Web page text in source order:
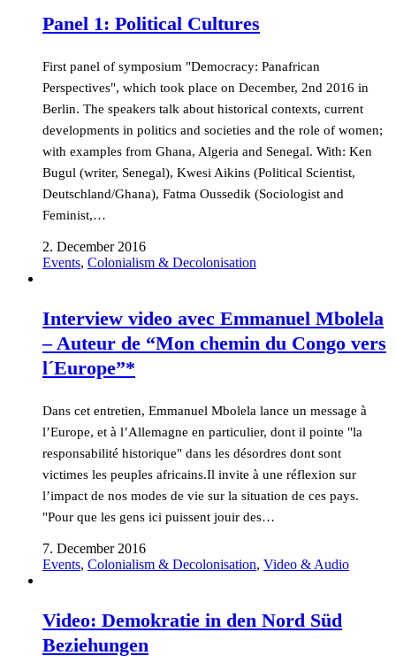
Panel 1: Political Cultures
First panel of symposium "Democracy: Panafrican
Perspectives", which took place on December, 2nd 2016 in
Berlin. The speakers talk about historical contexts, current
developments in politics and societies and the role of women;
with examples from Ghana, Algeria and Senegal. With: Ken
Bugul (writer, Senegal), Kwesi Aikins (Political Scientist,
Deutschland/Ghana), Fatma Oussedik (Sociologist and
Feminist,…
2. December 2016
Events, Colonialism & Decolonisation
Interview video avec Emmanuel Mbolela
– Auteur de “Mon chemin du Congo vers
l´Europe”*
Dans cet entretien, Emmanuel Mbolela lance un message à
l’Europe, et à l’Allemagne en particulier, dont il pointe "la
responsabilité historique" dans les désordres dont sont
victimes les peuples africains.Il invite à une réflexion sur
l’impact de nos modes de vie sur la situation de ces pays.
"Pour que les gens ici puissent jouir des…
7. December 2016
Events, Colonialism & Decolonisation, Video & Audio
Video: Demokratie in den Nord Süd
Beziehungen